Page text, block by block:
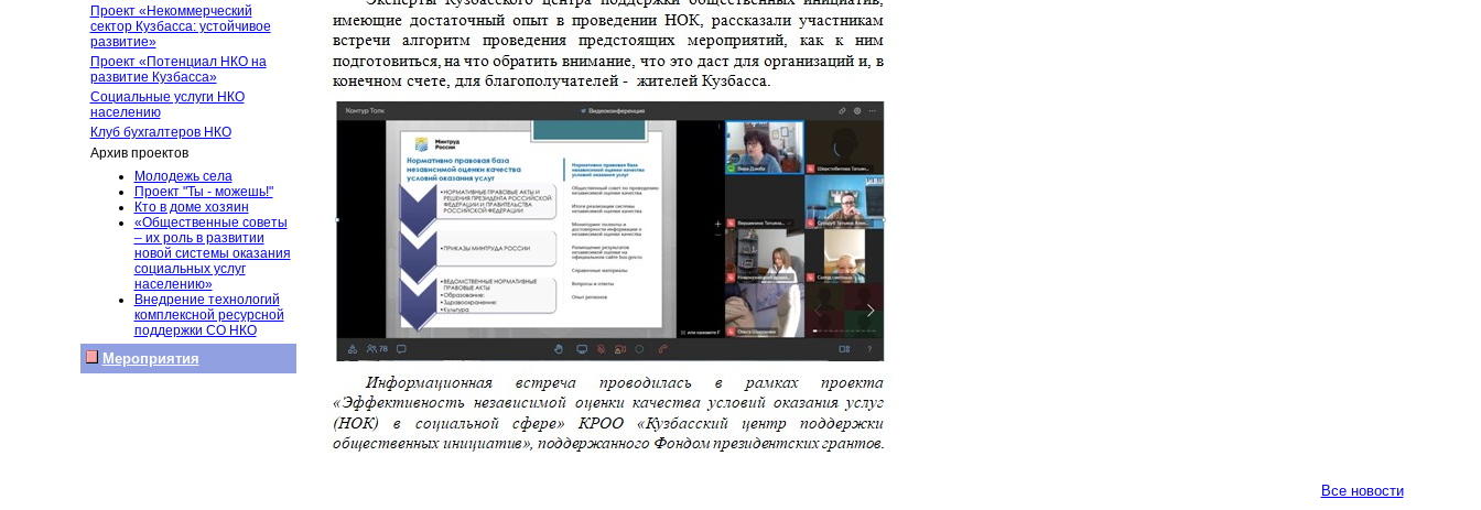
Проект «Некоммерческий
сектор Кузбасса: устойчивое
развитие»
Проект «Потенциал НКО на
развитие Кузбасса»
Социальные услуги НКО
населению
Клуб бухгалтеров НКО
Архив проектов
Молодежь села
Проект "Ты - можешь!"
Кто в доме хозяин
«Общественные советы
– их роль в развитии
новой системы оказания
социальных услуг
населению»
Внедрение технологий
комплексной ресурсной
поддержки СО НКО
Мероприятия
Все новости